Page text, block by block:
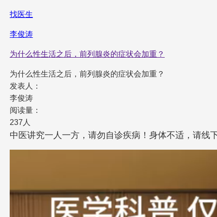
找医生
李俊涛
为什么性生活之后，前列腺炎的症状会加重？
为什么性生活之后，前列腺炎的症状会加重？
发表人：
李俊涛
阅读量：
237人
中医讲究一人一方，请勿自诊疾病！身体不适，请线